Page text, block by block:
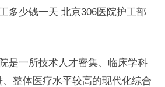
少钱一天 北京306医院护工部
一所技术人才密集、临床学科
整体医疗水平较高的现代化综合